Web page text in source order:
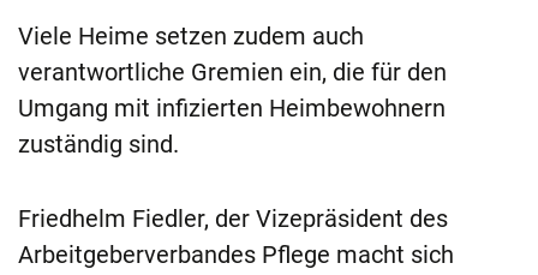
Viele Heime setzen zudem auch
verantwortliche Gremien ein, die für den
Umgang mit infizierten Heimbewohnern
zuständig sind.
Friedhelm Fiedler, der Vizepräsident des
Arbeitgeberverbandes Pflege macht sich